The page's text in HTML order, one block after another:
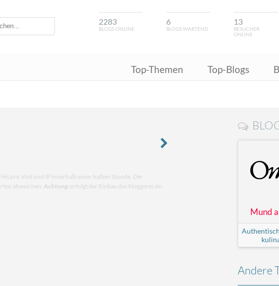
2283
BLOGS ONLINE
6
BLOGS WARTEND
13
BESUCHER
ONLINE
Top-Themen Top-Blogs
pro Visit und IP innerhalb einer halben Stunde. Der
abweichen. Achtung: erfolgt der Einbau des bloggerei.de-
Mund
Andere